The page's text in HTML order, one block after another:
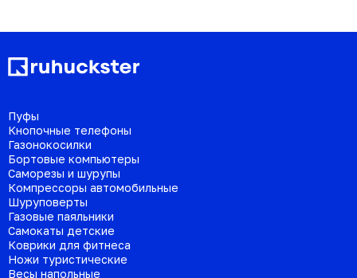
Пуфы
Кнопочные телефоны
Газонокосилки
Бортовые компьютеры
Саморезы и шурупы
Компрессоры автомобильные
Шуруповерты
Газовые паяльники
Самокаты детские
Коврики для фитнеса
Ножи туристические
Весы напольные